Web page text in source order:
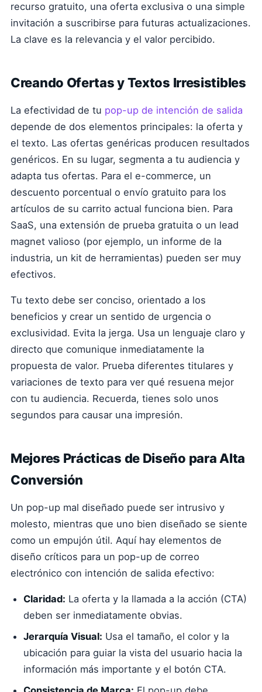
recurso gratuito, una oferta exclusiva o una simple
invitación a suscribirse para futuras actualizaciones.
La clave es la relevancia y el valor percibido.
Creando Ofertas y Textos Irresistibles
La efectividad de tu pop-up de intención de salida
depende de dos elementos principales: la oferta y
el texto. Las ofertas genéricas producen resultados
genéricos. En su lugar, segmenta a tu audiencia y
adapta tus ofertas. Para el e-commerce, un
descuento porcentual o envío gratuito para los
artículos de su carrito actual funciona bien. Para
SaaS, una extensión de prueba gratuita o un lead
magnet valioso (por ejemplo, un informe de la
industria, un kit de herramientas) pueden ser muy
efectivos.
Tu texto debe ser conciso, orientado a los
beneficios y crear un sentido de urgencia o
exclusividad. Evita la jerga. Usa un lenguaje claro y
directo que comunique inmediatamente la
propuesta de valor. Prueba diferentes titulares y
variaciones de texto para ver qué resuena mejor
con tu audiencia. Recuerda, tienes solo unos
segundos para causar una impresión.
Mejores Prácticas de Diseño para Alta
Conversión
Un pop-up mal diseñado puede ser intrusivo y
molesto, mientras que uno bien diseñado se siente
como un empujón útil. Aquí hay elementos de
diseño críticos para un pop-up de correo
electrónico con intención de salida efectivo:
Claridad: La oferta y la llamada a la acción (CTA)
deben ser inmediatamente obvias.
Jerarquía Visual: Usa el tamaño, el color y la
ubicación para guiar la vista del usuario hacia la
información más importante y el botón CTA.